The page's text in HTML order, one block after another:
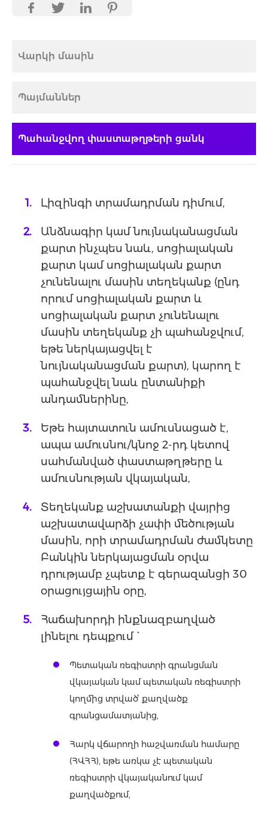
Վարկի մասին
Պայմաններ
Պահանջվող փաստաթղթերի ցանկ
Լիզինգի տրամադրման դիմում,
Անձնագիր կամ նույնականացման
քարտ ինչպես նաև, սոցիալական
քարտ կամ սոցիալական քարտ
չունենալու մասին տեղեկանք (ընդ
որում սոցիալական քարտ և
սոցիալական քարտ չունենալու
մասին տեղեկանք չի պահանջվում,
եթե ներկայացվել է
նույնականացման քարտ), կարող է
պահանջվել նաև ընտանիքի
անդամներինը,
Եթե հայտատուն ամուսնացած է,
ապա ամուսնու/կնոջ 2-րդ կետով
սահմանված փաստաթղթերը և
ամուսնության վկայական,
Տեղեկանք աշխատանքի վայրից
աշխատավարձի չափի մեծության
մասին, որի տրամադրման ժամկետը
Բանկին ներկայացման օրվա
դրությամբ չպետք է գերազանցի 30
օրացույցային օրը,
Հաճախորդի ինքնազբաղված
լինելու դեպքում `
Պետական ռեգիստրի գրանցման
վկայական կամ պետական ռեգիստրի
կողմից տրված՝ քաղվածք
գրանցամատյանից,
Հարկ վճարողի հաշվառման համարը
(ՀՎՀՀ), եթե առկա չէ պետական
ռեգիստրի վկայականում կամ
քաղվածքում,